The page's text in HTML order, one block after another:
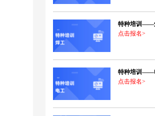
特种培训——
点击报名>
特种培训——
点击报名>